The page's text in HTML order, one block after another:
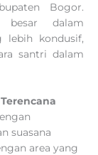
Bogor.
besar dalam
lebih kondusif,
santri dalam
suasana
area yang